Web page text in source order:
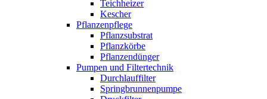
Teichheizer
Kescher
Pflanzenpflege
Pflanzsubstrat
Pflanzkörbe
Pflanzendünger
Pumpen und Filtertechnik
Durchlauffilter
Springbrunnenpumpe